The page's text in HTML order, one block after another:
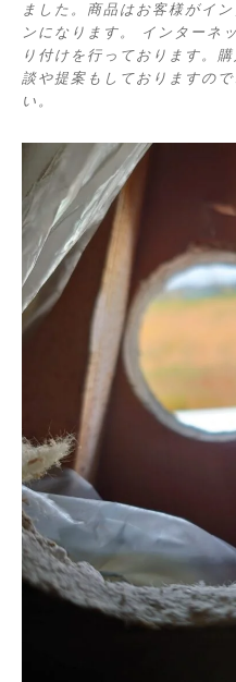
ました。商品はお客様がイ
ンになります。 インターネ
り付けを行っております。
談や提案もしておりますの
い。